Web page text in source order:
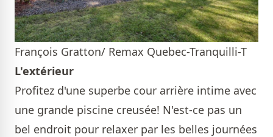
François Gratton/ Remax Quebec-Tranquilli-T
L'extérieur
Profitez d'une superbe cour arrière intime avec
une grande piscine creusée! N'est-ce pas un
bel endroit pour relaxer par les belles journées